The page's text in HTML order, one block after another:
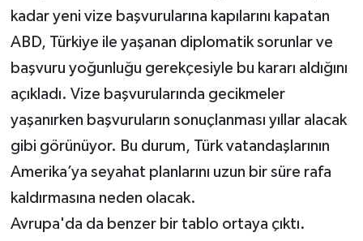
kadar yeni vize başvurularına kapılarını kapatan
ABD, Türkiye ile yaşanan diplomatik sorunlar ve
başvuru yoğunluğu gerekçesiyle bu kararı aldığını
açıkladı. Vize başvurularında gecikmeler
yaşanırken başvuruların sonuçlanması yıllar alacak
gibi görünüyor. Bu durum, Türk vatandaşlarının
Amerika’ya seyahat planlarını uzun bir süre rafa
kaldırmasına neden olacak.
Avrupa'da da benzer bir tablo ortaya çıktı.